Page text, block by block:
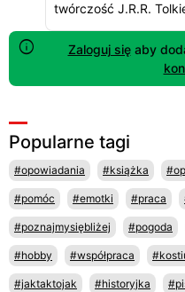
twórczość J.R.R.
Zaloguj sięaby
Popularne tagi
#opowiadania #książka
#pomóc #emotki #praca
#poznajmysiębliżej #pogoda
#hobby #współpraca
#jaktaktojak #historyjka